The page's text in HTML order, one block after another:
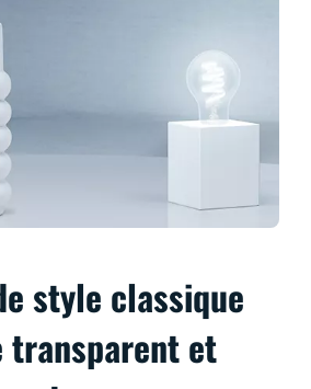
style classique
transparent et